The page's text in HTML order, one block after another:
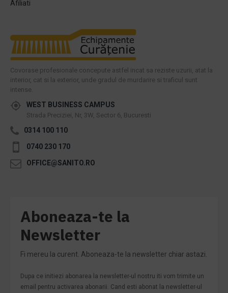
Afiliati
Covorase profesionale concepute astfel incat sa reziste uzurii, atat la
interior, cat si la exterior, unde gradul de murdarire si traficul sunt
intense.
WEST BUSINESS CAMPUS
Strada Preciziei, Nr, 3W, Sector 6, Bucuresti
0314 100 110
0740 230 170
OFFICE@SANITO.RO
Aboneaza-te la
Newsletter
Fi mereu la curent. Aboneaza-te la newsletter chiar astazi.
Dupa ce initiezi abonarea la newsletter-ul nostru iti vom trimite un
email pentru activarea abonarii. Cand esti abonat la newsletter-ul